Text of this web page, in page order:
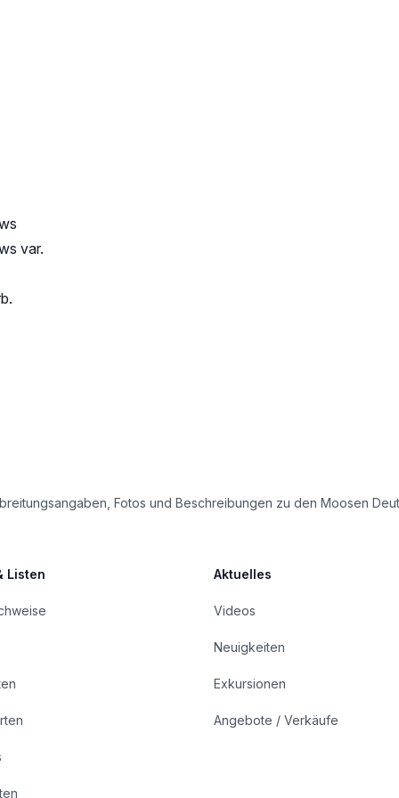
var.
Fotos und Beschreibungen zu den Moosen
Listen Aktuelles
Videos
Neuigkeiten
Exkursionen
Angebote / Verkäufe